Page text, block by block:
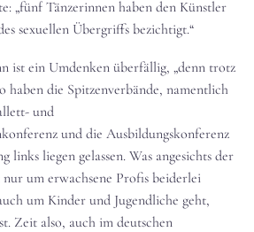
„fünf Tänzerinnen haben den Künstler
sexuellen Übergriffs bezichtigt.“
ist ein Umdenken überfällig, „denn trotz
haben die Spitzenverbände, namentlich
und
und die Ausbildungskonferenz
links liegen gelassen. Was angesichts der
nur um erwachsene Profis beiderlei
um Kinder und Jugendliche geht,
Zeit also, auch im deutschen